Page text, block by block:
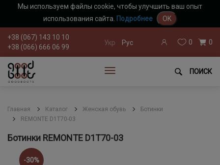
Мы используем файлы cookie, чтобы улучшить ваш опыт
использования сайта. Подробнее OK
+38 (067) 143 10 10
+38 (066) 666 06 99
Укр Рус 0 0
ПОИСК
Главная Каталог Женская обувь
Ботинки
REMONTE D1T70-03
Ботинки REMONTE D1T70-03
-30%